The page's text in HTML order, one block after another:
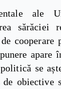
ale
sărăciei
cooperare
apare
se
obiective